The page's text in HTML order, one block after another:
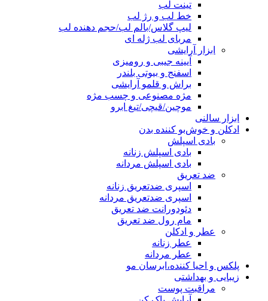
تینت لب
خط لب و رژ لب
لیپ گلاس/بالم لب/حجم دهنده لب
مربای لب ژله ای
ابزار آرایشی
آیینه جیبی و رومیزی
اسفنج و بیوتی بلندر
براش و قلمو آرایشی
مژه مصنوعی و چسب مژه
موچین/قیچی/تیغ ابرو
ابزار سالنی
ادکلن و خوش‌بو کننده بدن
بادی اسپلش
بادی اسپلش زنانه
بادی اسپلش مردانه
ضد تعریق
اسپری ضدتعریق زنانه
اسپری ضدتعریق مردانه
دئودورانت ضد تعریق
مام رول ضد تعریق
عطر و ادکلن
عطر زنانه
عطر مردانه
پلکس و احیا کننده،ابرسان مو
زیبایی و بهداشتی
مراقبت پوست